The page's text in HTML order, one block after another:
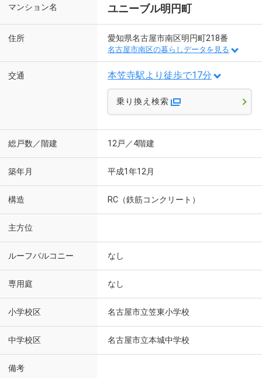
マンション名 ユニーブル明円町
住所 愛知県名古屋市南区明円町218番
名古屋市南区の暮らしデータを見る
交通 本笠寺駅より徒歩で17分
乗り換え検索
総戸数／階建 12戸／4階建
築年月 平成1年12月
構造 RC（鉄筋コンクリート）
主方位
ルーフバルコニー なし
専用庭 なし
小学校区 名古屋市立笠東小学校
中学校区 名古屋市立本城中学校
備考